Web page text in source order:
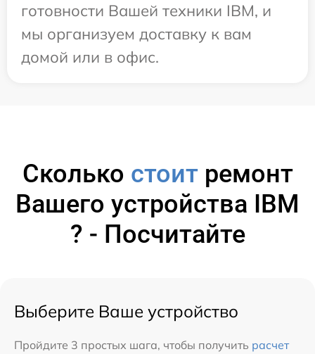
готовности Вашей техники IBM, и
мы организуем доставку к вам
домой или в офис.
Сколько стоитремонт
Вашего устройства IBM
? - Посчитайте
Выберите Ваше устройство
Пройдите 3 простых шага, чтобы получить расчет